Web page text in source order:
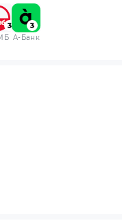
A-Банк